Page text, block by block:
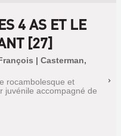
4 AS ET LE
[27]
| Casterman,
rocambolesque et
juvénile accompagné de